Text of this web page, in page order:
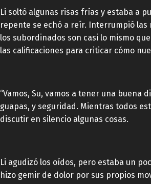
Li soltó algunas risas frías y estaba a
repente se echó a reír. Interrumpió las
los subordinados son casi lo mismo
las calificaciones para criticar cómo
“Vamos, Su, vamos a tener una
guapas, y seguridad. Mientras todos
discutir en silencio algunas cosas.
Li agudizó los oídos, pero estaba un
hizo gemir de dolor por sus propios